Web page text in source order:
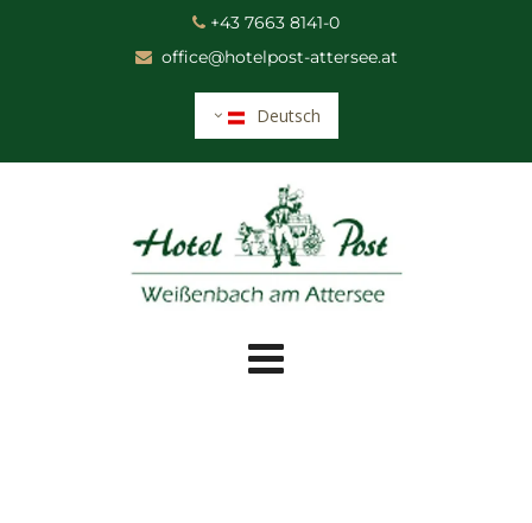
 +43 7663 8141-0
 office@hotelpost-attersee.at
Deutsch